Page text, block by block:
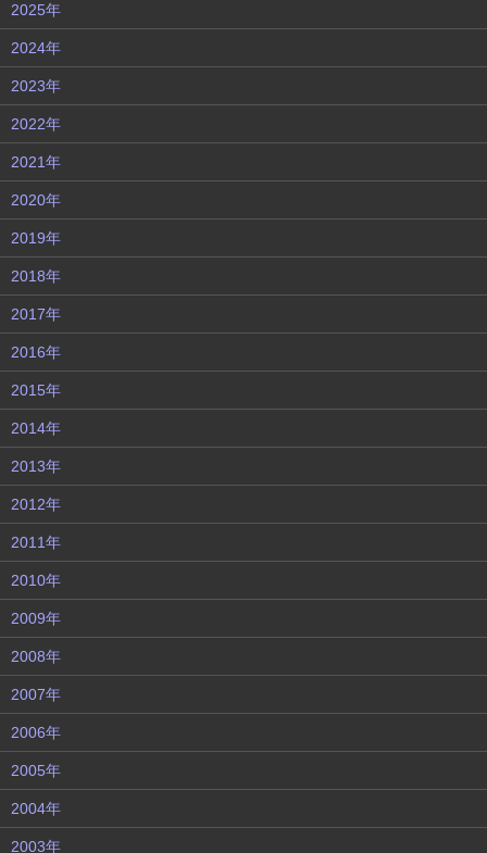
2025年
2024年
2023年
2022年
2021年
2020年
2019年
2018年
2017年
2016年
2015年
2014年
2013年
2012年
2011年
2010年
2009年
2008年
2007年
2006年
2005年
2004年
2003年